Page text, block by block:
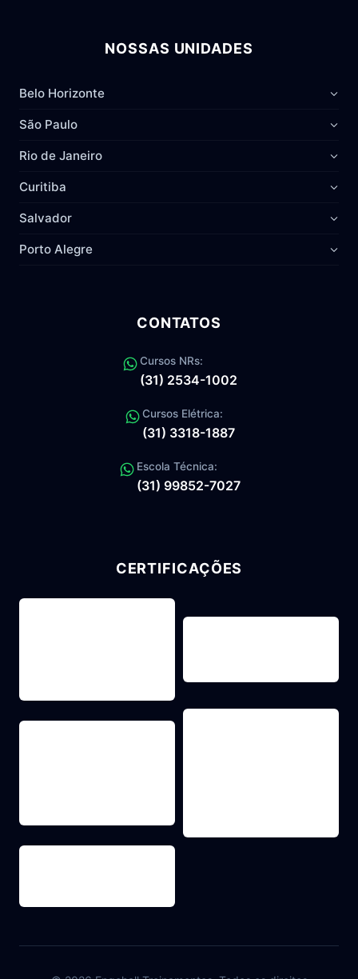
NOSSAS UNIDADES
Belo Horizonte
São Paulo
Rio de Janeiro
Curitiba
Salvador
Porto Alegre
CONTATOS
Cursos NRs:
(31) 2534-1002
Cursos Elétrica:
(31) 3318-1887
Escola Técnica:
(31) 99852-7027
CERTIFICAÇÕES